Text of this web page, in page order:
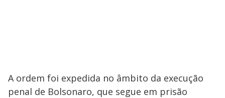
A ordem foi expedida no âmbito da execução
penal de Bolsonaro, que segue em prisão